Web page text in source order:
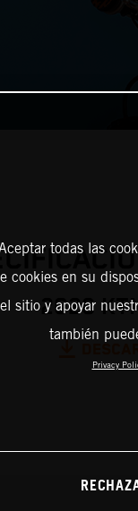
2026
todas las
cookies en su
sitio y apoyar
también
Privacy